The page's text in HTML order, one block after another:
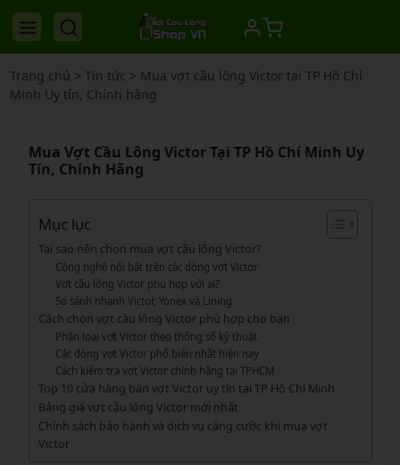
Trang chủ > Tin tức > Mua vợt cầu lông Victor tại TP Hồ Chí
Minh Uy tín, Chính hãng
Mua Vợt Cầu Lông Victor Tại TP Hồ Chí Minh Uy
Tín, Chính Hãng
Mục lục
Tại sao nên chọn mua vợt cầu lông Victor?
Công nghệ nổi bật trên các dòng vợt Victor
Vợt cầu lông Victor phù hợp với ai?
So sánh nhanh Victor, Yonex và Lining
Cách chọn vợt cầu lông Victor phù hợp cho bạn
Phân loại vợt Victor theo thông số kỹ thuật
Các dòng vợt Victor phổ biến nhất hiện nay
Cách kiểm tra vợt Victor chính hãng tại TPHCM
Top 10 cửa hàng bán vợt Victor uy tín tại TP Hồ Chí Minh
Bảng giá vợt cầu lông Victor mới nhất
Chính sách bảo hành và dịch vụ căng cước khi mua vợt
Victor